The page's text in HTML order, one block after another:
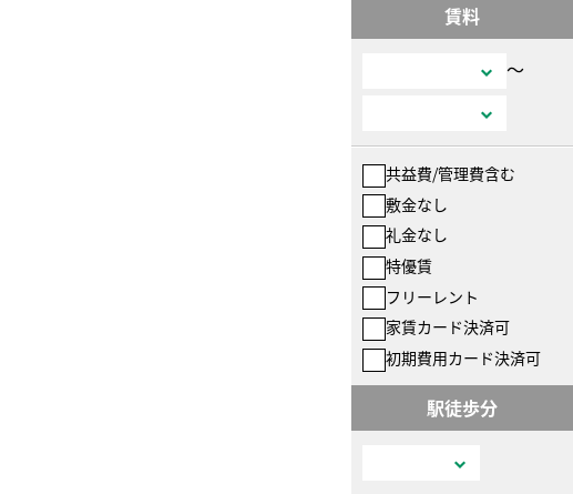
賃料
〜
共益費/管理費含む
敷金なし
礼金なし
特優賃
フリーレント
家賃カード決済可
初期費用カード決済可
駅徒歩分